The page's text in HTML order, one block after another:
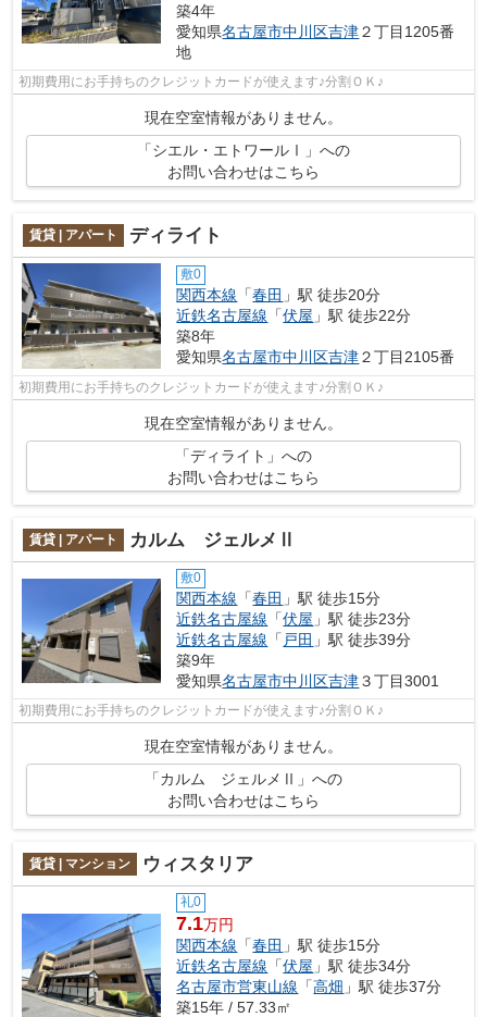
築4年
愛知県名古屋市中川区吉津２丁目1205番
地
初期費用にお手持ちのクレジットカードが使えます♪分割ＯＫ♪
現在空室情報がありません。
「シエル・エトワールⅠ」への
お問い合わせはこちら
賃貸 | アパート ディライト
敷0
関西本線 「春田 」駅 徒歩20分
近鉄名古屋線 「伏屋 」駅 徒歩22分
築8年
愛知県名古屋市中川区吉津２丁目2105番
初期費用にお手持ちのクレジットカードが使えます♪分割ＯＫ♪
現在空室情報がありません。
「ディライト」への
お問い合わせはこちら
賃貸 | アパート カルム ジェルメⅡ
敷0
関西本線 「春田 」駅 徒歩15分
近鉄名古屋線 「伏屋 」駅 徒歩23分
近鉄名古屋線 「 戸田 」駅 徒歩39分
築9年
愛知県名古屋市中川区吉津３丁目3001
初期費用にお手持ちのクレジットカードが使えます♪分割ＯＫ♪
現在空室情報がありません。
「カルム ジェルメⅡ」への
お問い合わせはこちら
賃貸 | マンション ウィスタリア
礼0
7.1万円
関西本線 「春田 」駅 徒歩15分
近鉄名古屋線 「伏屋 」駅 徒歩34分
名古屋市営東山線 「高畑 」駅 徒歩37分
築15年 / 57.33㎡